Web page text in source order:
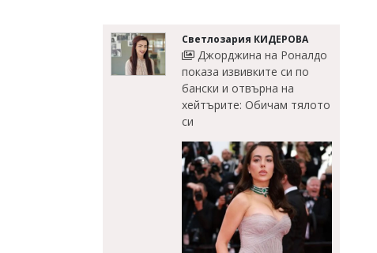
Светлозария КИДЕРОВА
Джорджина на Роналдо
показа извивките си по
бански и отвърна на
хейтърите: Обичам тялото
си